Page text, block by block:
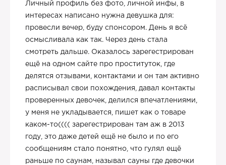
Личный профиль без фото, личной инфы, в
интересах написано нужна девушка для:
провесли вечер, буду спонсором. День я всё
осмысливала как так. Через день стала
смотреть дальше. Оказалось зарегестрирован
ещё на одном сайте про проституток, где
делятся отзывами, контактами и он там активно
расписывал свои похождения, давал контакты
проверенных девочек, делился впечатлениями,
у меня не укладывается, пишет как о товаре
каком-то(((( зарегестрирован там аж в 2013
году, это даже детей ещё не было и по его
сообщениям стало понятно, что гулял ещё
раньше по саунам, называл сауны где девочки